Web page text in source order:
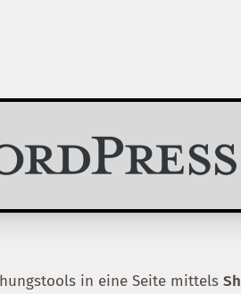
in eine Seite mittels